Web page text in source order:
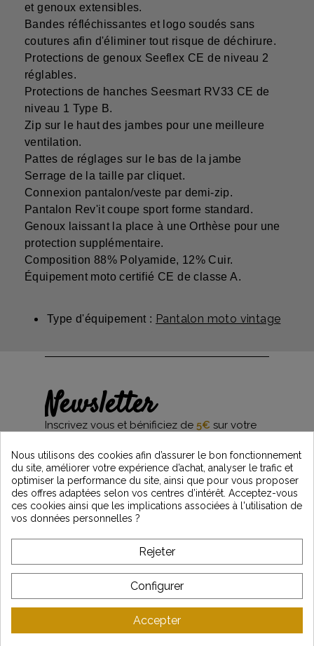
et genoux extensibles.
Bandes réfléchissantes et logo soudés sans
coutures afin d'éliminer tout risque de déchirure.
Protections de genoux Seeflex CE de niveau 2
réglables.
Protections de hanches Seesmart RV33 CE de
niveau 1 Type B.
Zip sur le haut des jambes pour une meilleure
ventilation.
Pattes de réglages sur le bas de la jambe
Serrage de la taille par cliquet.
Connexion pantalon/veste par demi-zip.
Pantalon Rev'it coupe sport forme standard.
Genoux laissant la place à une Orthèse pour une
protection supplémentaire.
Composition 88% Polyamide, 12% Cuir.
Équipement moto certifié CE de classe A.
Type d'équipement : Pantalon moto vintage
Newsletter
Inscrivez vous et bénificiez de 5€ sur votre
et restez informés des dernières nouveautés
Vintage Motors
*Dès 99€ d'achat. En vous abonnant à notre newsletter, vous reconnaissez avoir pris
l'acceptez.
A PROPOS DE VINTAGE
SERVICE CLIENT
Nous utilisons des cookies afin d’assurer le bon fonctionnement
du site, améliorer votre expérience d’achat, analyser le trafic et
optimiser la performance du site, ainsi que pour vous proposer
des offres adaptées selon vos centres d’intérêt. Acceptez-vous
ces cookies ainsi que les implications associées à l'utilisation de
vos données personnelles ?
Rejeter
Configurer
Accepter